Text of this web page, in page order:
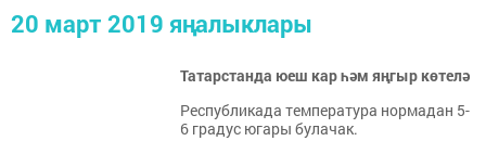
20 март 2019 яңалыклары
Татарстанда юеш кар һәм яңгыр көтелә
Республикада температура нормадан 5-
6 градус югары булачак.